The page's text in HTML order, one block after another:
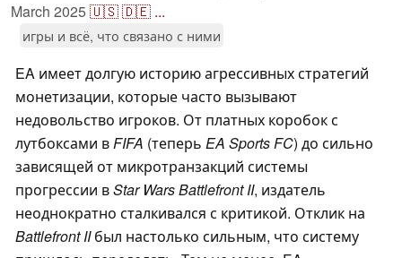
March 2025🇺🇸🇩🇪 ...
игры и всё, что связано с ними
EA имеет долгую историю агрессивных стратегий
монетизации, которые часто вызывают
недовольство игроков. От платных коробок с
лутбоксами вFIFA (теперь EA Sports FC) до сильно
зависящей от микротранзакций системы
прогрессии вStar Wars Battlefront II, издатель
неоднократно сталкивался с критикой. Отклик на
Battlefront IIбыл настолько сильным, что систему